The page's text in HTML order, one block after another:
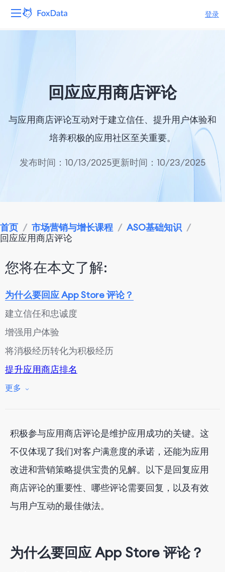
登录
资源
回应应用商店评论
与应用商店评论互动对于建立信任、提升用户体验和
培养积极的应用社区至关重要。
发布时间：10/13/2025更新时间：10/23/2025
首页 / 市场营销与增长课程 / ASO基础知识 /
回应应用商店评论
您将在本文了解:
为什么要回应 App Store 评论？
建立信任和忠诚度
增强用户体验
将消极经历转化为积极经历
提升应用商店排名
推动用户获取和保留
技术问题
赞美与欣赏
回复 App Store 评论的最佳实践
更多
积极参与应用商店评论是维护应用成功的关键。这
不仅体现了我们对客户满意度的承诺，还能为应用
改进和营销策略提供宝贵的见解。以下是回复应用
商店评论的重要性、哪些评论需要回复，以及有效
与用户互动的最佳做法。
为什么要回应 App Store 评论？